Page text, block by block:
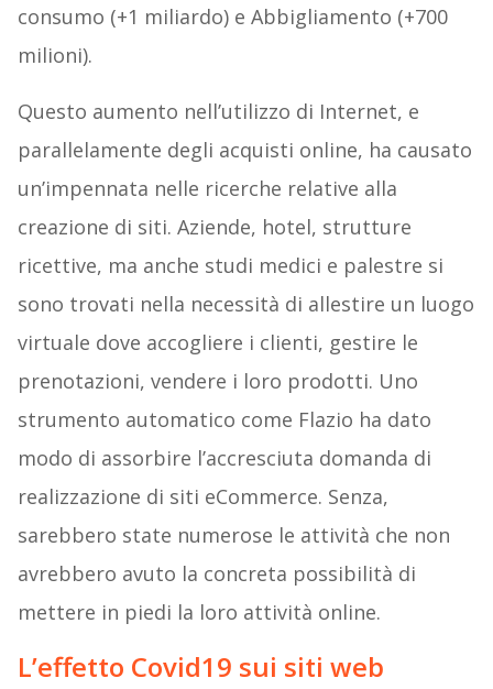
consumo (+1 miliardo) e Abbigliamento (+700
milioni).
Questo aumento nell’utilizzo di Internet, e
parallelamente degli acquisti online, ha causato
un’impennata nelle ricerche relative alla
creazione di siti. Aziende, hotel, strutture
ricettive, ma anche studi medici e palestre si
sono trovati nella necessità di allestire un luogo
virtuale dove accogliere i clienti, gestire le
prenotazioni, vendere i loro prodotti. Uno
strumento automatico come Flazio ha dato
modo di assorbire l’accresciuta domanda di
realizzazione di siti eCommerce. Senza,
sarebbero state numerose le attività che non
avrebbero avuto la concreta possibilità di
mettere in piedi la loro attività online.
L’effetto Covid19 sui siti web